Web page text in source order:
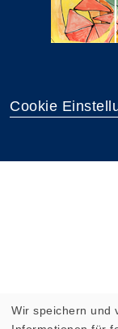
Cookie
Wir speichern und